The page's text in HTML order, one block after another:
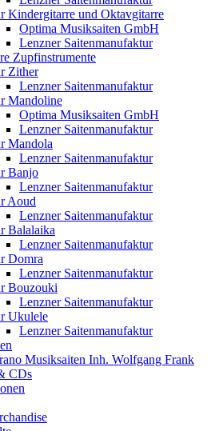
Kindergitarre und Oktavgitarre
Optima Musiksaiten GmbH
Lenzner Saitenmanufaktur
Zupfinstrumente
Zither
Lenzner Saitenmanufaktur
Mandoline
Optima Musiksaiten GmbH
Lenzner Saitenmanufaktur
Mandola
Lenzner Saitenmanufaktur
Banjo
Lenzner Saitenmanufaktur
Aoud
Lenzner Saitenmanufaktur
Balalaika
Lenzner Saitenmanufaktur
Domra
Lenzner Saitenmanufaktur
Bouzouki
Lenzner Saitenmanufaktur
Ukulele
Lenzner Saitenmanufaktur
Musiksaiten Inh. Wolfgang Frank
CDs